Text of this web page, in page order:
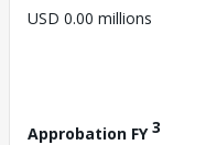
USD 0.00 millions
Approbation FY3